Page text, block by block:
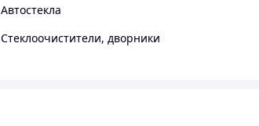
Автостекла
Стеклоочистители, дворники